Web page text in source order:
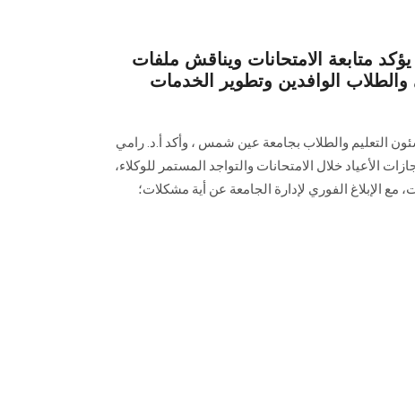
متابعة الامتحانات ويناقش ملفات
والطلاب الوافدين وتطوير الخدمات
التعليم والطلاب بجامعة عين شمس ، وأكد أ.د. رامي
الأعياد خلال الامتحانات والتواجد المستمر للوكلاء،
مع الإبلاغ الفوري لإدارة الجامعة عن أية مشكلات؛